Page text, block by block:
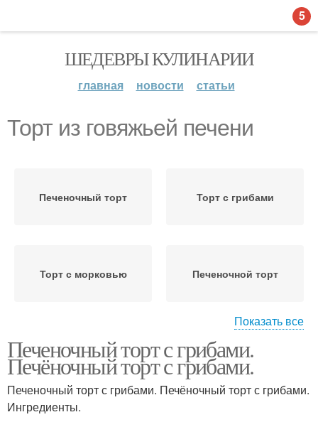
ШЕДЕВРЫ КУЛИНАРИИ
главная новости статьи
Торт из говяжьей печени
Печеночный торт Торт с грибами
Торт с морковью Печеночной торт
Торт с плавленым
сыром
Торт из свиной печени
Показать все
Печеночный торт с грибами.
Печёночный торт с грибами.
Печеночный торт с грибами. Печёночный торт с грибами.
Ингредиенты.
5